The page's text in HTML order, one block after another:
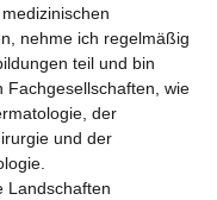
nehme ich regelmäßig
teil und bin
Fachgesellschaften, wie
der
und der
Landschaften